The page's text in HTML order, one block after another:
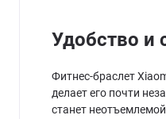
Удобство и
Фитнес-браслет
делает его почти
станет